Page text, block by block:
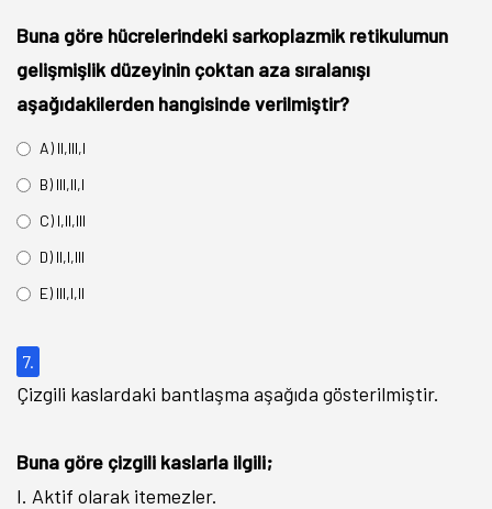
Buna göre hücrelerindeki sarkoplazmik retikulumun
gelişmişlik düzeyinin çoktan aza sıralanışı
aşağıdakilerden hangisinde verilmiştir?
A) II,III,I
B) III,II,I
C) I,II,III
D) II,I,III
E) III,I,II
7.
Çizgili kaslardaki bantlaşma aşağıda gösterilmiştir.
Buna göre çizgili kaslarla ilgili;
I. Aktif olarak itemezler.